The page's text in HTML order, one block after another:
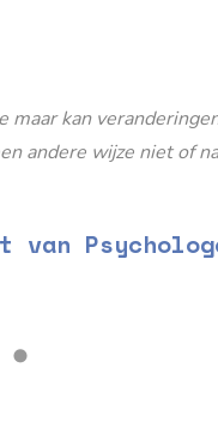
maar kan
andere wijze niet of